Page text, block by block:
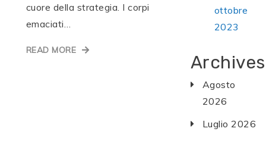
cuore della strategia. I corpi
emaciati…
READ MORE
ottobre
2023
Archives
Agosto
2026
Luglio 2026